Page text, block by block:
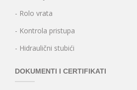
- Rolo vrata
- Kontrola pristupa
- Hidraulični stubići
DOKUMENTI I CERTIFIKATI